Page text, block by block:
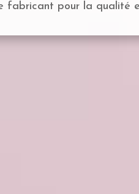
fabricant pour la qualité